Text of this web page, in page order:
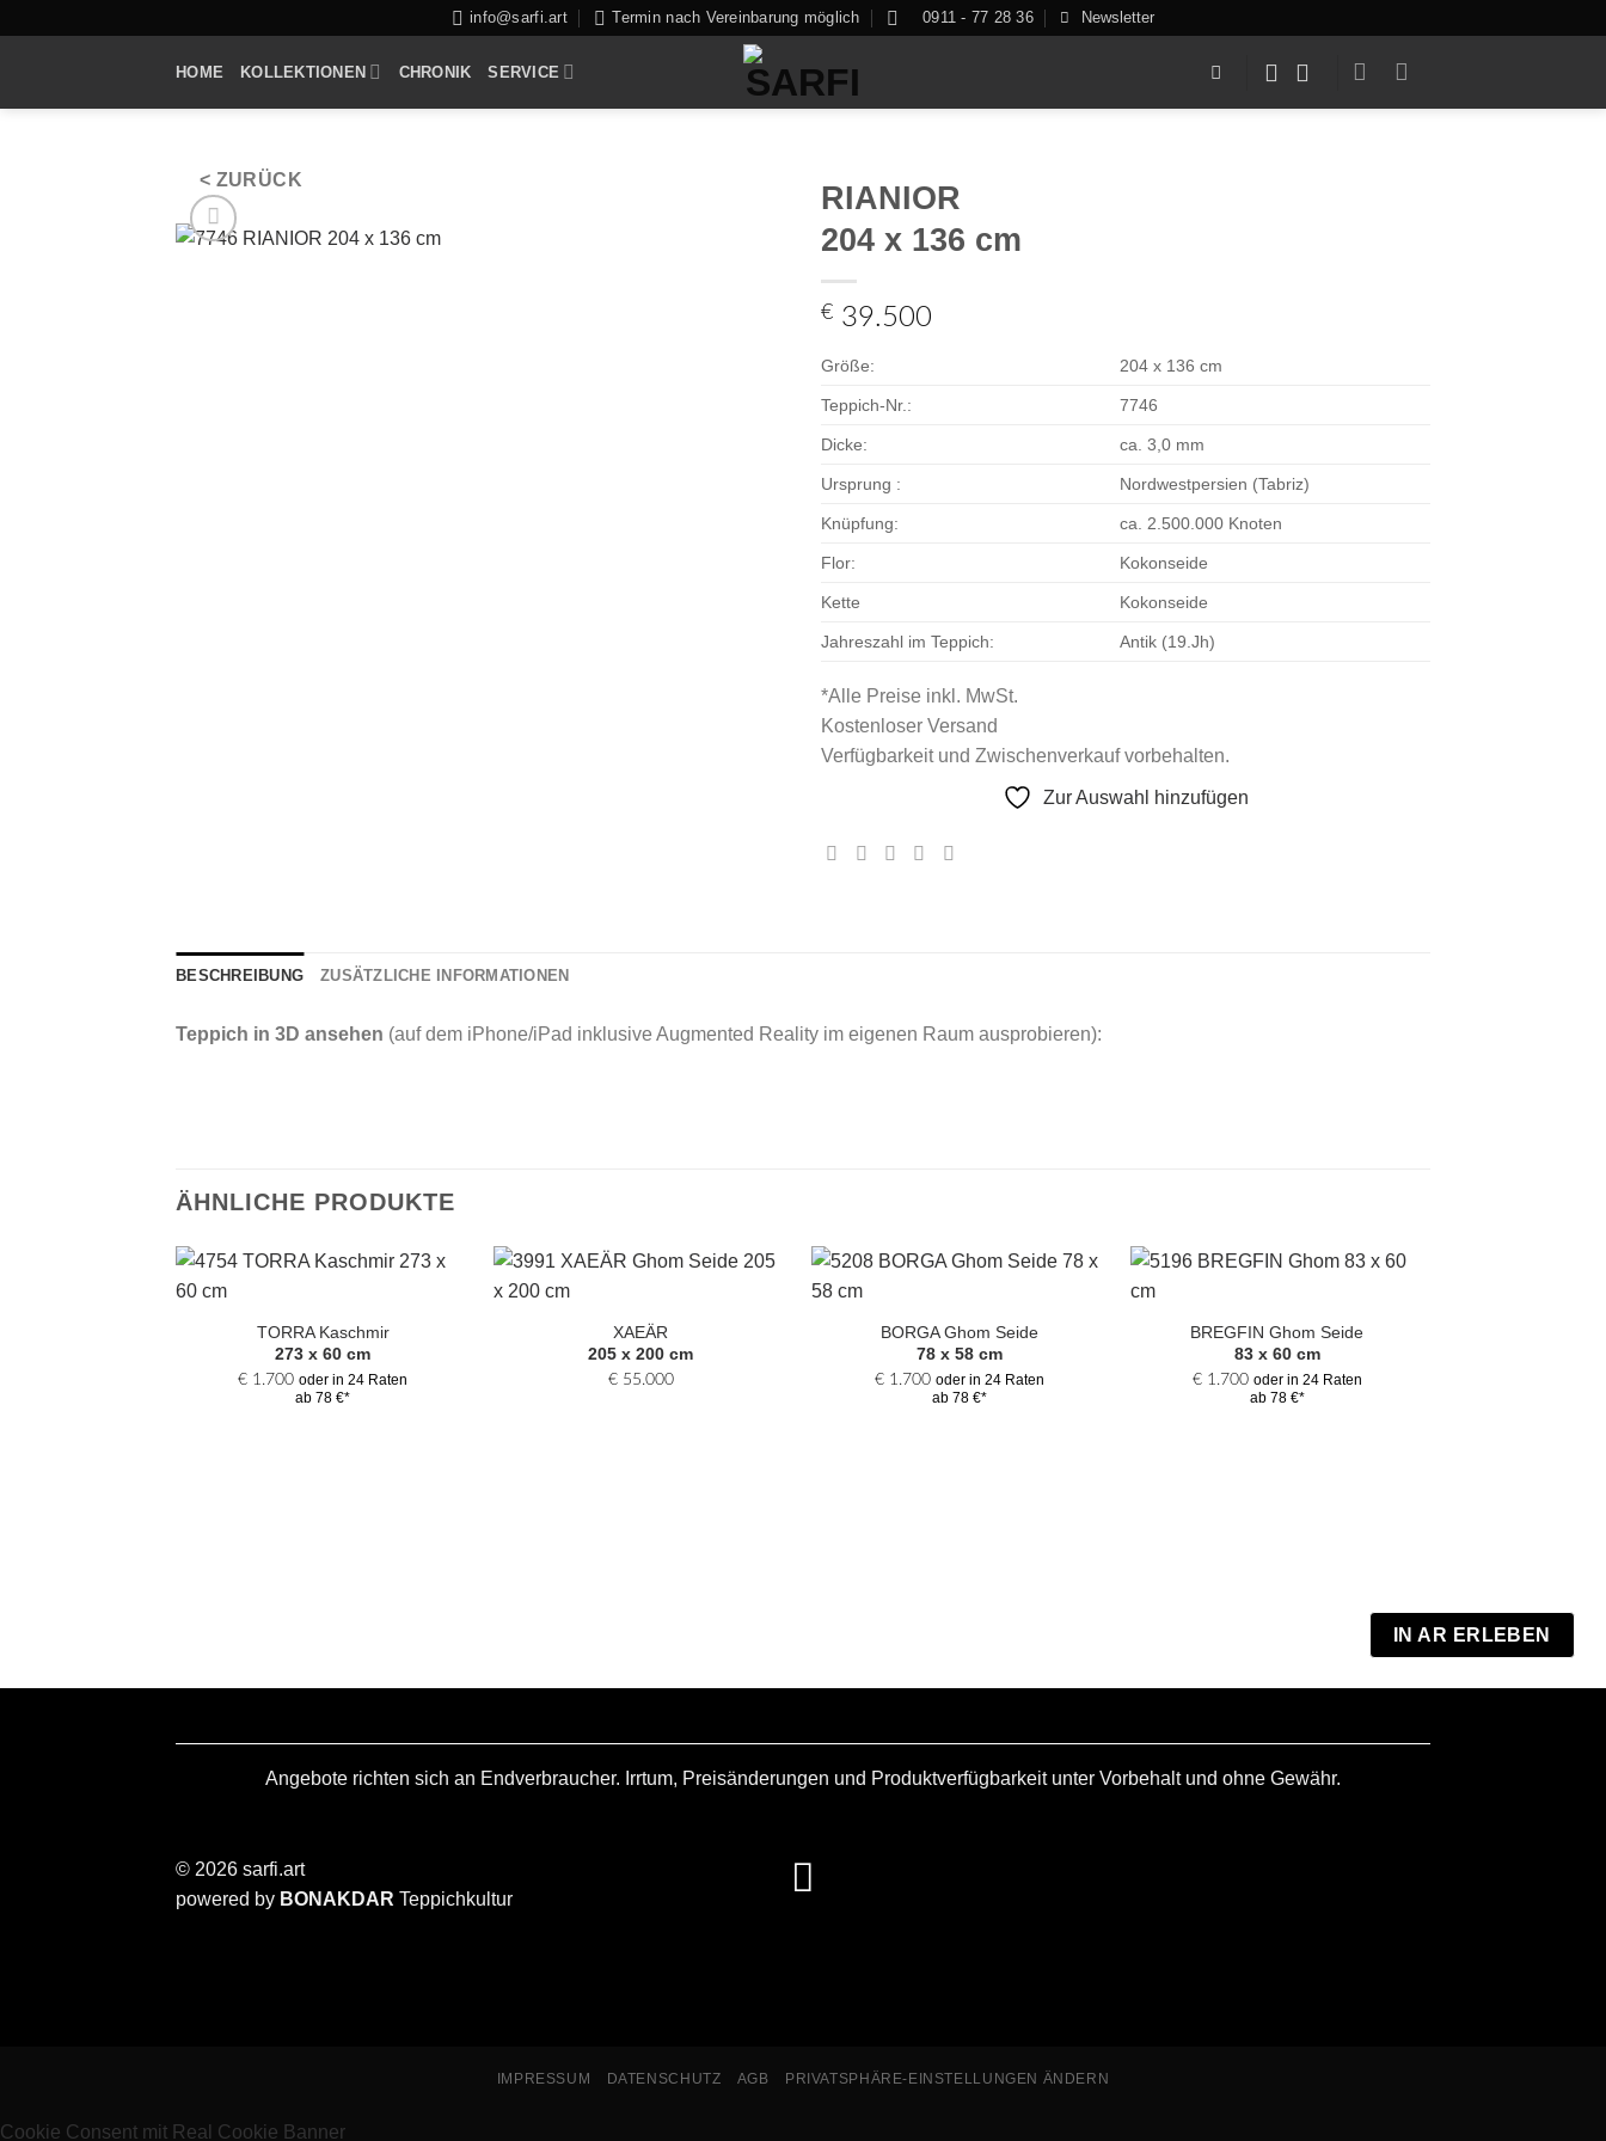
info@sarfi.art Termin nach Vereinbarung möglich 0911 - 77 28 36 Newsletter
HOME KOLLEKTIONEN CHRONIK SERVICE
< ZURÜCK
RIANIOR
204 x 136 cm
€ 39.500
Größe: 204 x 136 cm
Teppich-Nr.: 7746
Dicke: ca. 3,0 mm
Ursprung : Nordwestpersien (Tabriz)
Knüpfung: ca. 2.500.000 Knoten
Flor: Kokonseide
Kette Kokonseide
Jahreszahl im Teppich: Antik (19.Jh)
*Alle Preise inkl. MwSt.
Kostenloser Versand
Verfügbarkeit und Zwischenverkauf vorbehalten.
Zur Auswahl hinzufügen
BESCHREIBUNG ZUSÄTZLICHE INFORMATIONEN
Teppich in 3D ansehen (auf dem iPhone/iPad inklusive Augmented Reality im eigenen Raum ausprobieren):
IN AR ERLEBEN
ÄHNLICHE PRODUKTE
Auswahl
TORRA Kaschmir
273 x 60 cm
€ 1.700 oder in 24 Raten
ab 78 €*
XAEÄR
205 x 200 cm
€55.000
Auswahl
BORGA Ghom Seide
78 x 58 cm
€1.700 oder in 24 Raten
ab 78 €*
Auswahl
BREGFIN Ghom Seide
83 x 60 cm
€1.700 oder in 24 Raten
ab 78 €*
€2.250 oder
Angebote richten sich an Endverbraucher. Irrtum, Preisänderungen und Produktverfügbarkeit unter Vorbehalt und ohne Gewähr.
© 2026 sarfi.art
powered by BONAKDAR Teppichkultur
IMPRESSUM DATENSCHUTZ AGB PRIVATSPHÄRE-EINSTELLUNGEN ÄNDERN
Cookie Consent mit Real Cookie Banner